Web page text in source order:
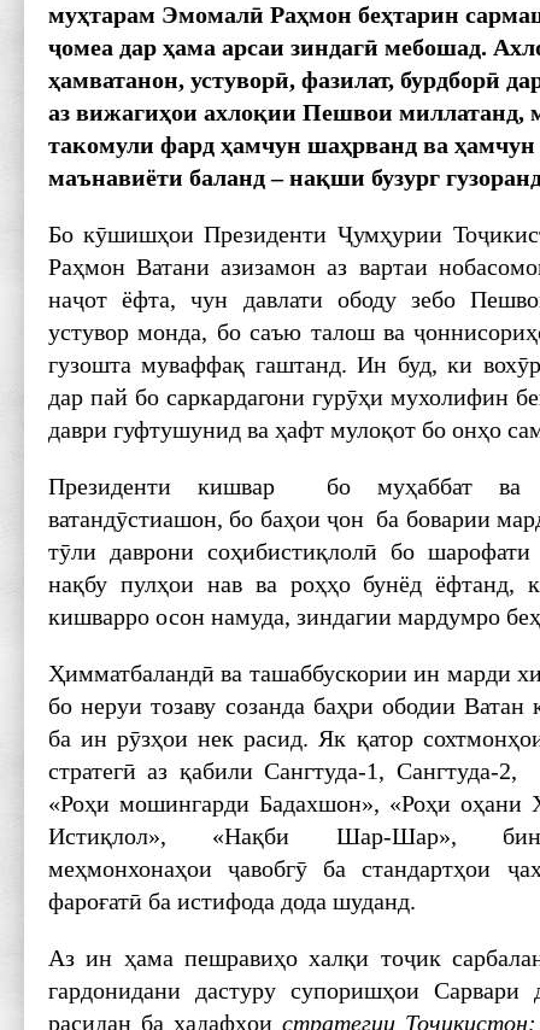
муҳтарам Эмомалӣ Раҳмон беҳтарин
ҷомеа дар ҳама арсаи зиндагӣ мебошад.
ҳамватанон, устуворӣ, фазилат, бурдборӣ
аз вижагиҳои ахлоқии Пешвои миллатанд,
такомули фард ҳамчун шаҳрванд ва ҳамчун
маънавиёти баланд – нақши бузург
Бо кӯшишҳои Президенти Ҷумҳурии
Раҳмон Ватани азизамон аз вартаи
наҷот ёфта, чун давлати ободу зебо
устувор монда, бо саъю талош ва
гузошта муваффақ гаштанд. Ин буд, ки
дар пай бо саркардагони гурӯҳи мухолифин
даври гуфтушунид ва ҳафт мулоқот бо онҳо
Президенти кишвар бо муҳаббат ва
ватандӯстиашон, бо баҳои ҷон ба боварии
тӯли даврони соҳибистиқлолӣ бо
нақбу пулҳои нав ва роҳҳо бунёд ёфтанд,
кишварро осон намуда, зиндагии мардумро
Ҳимматбаландӣ ва ташаббускории ин марди
бо неруи тозаву созанда баҳри ободии
ба ин рӯзҳои нек расид. Як қатор
стратегӣ аз қабили Сангтуда-1, Сангтуда-
«Роҳи мошингарди Бадахшон», «Роҳи оҳани
Истиқлол», «Нақби Шар-Шар»,
меҳмонхонаҳои ҷавобгӯ ба стандартҳои
фароғатӣ ба истифода дода шуданд.
Аз ин ҳама пешравиҳо халқи тоҷик
гардонидани дастуру супоришҳои Сарвари
расидан ба ҳадафҳои стратегии Тоҷ